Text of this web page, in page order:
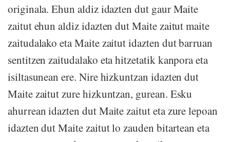
originala. Ehun aldiz idazten dut gaur Maite
zaitut ehun aldiz idazten dut Maite zaitut maite
zaitudalako eta Maite zaitut idazten dut barruan
sentitzen zaitudalako eta hitzetatik kanpora eta
isiltasunean ere. Nire hizkuntzan idazten dut
Maite zaitut zure hizkuntzan, gurean. Esku
ahurrean idazten dut Maite zaitut eta zure lepoan
idazten dut Maite zaitut lo zauden bitartean eta